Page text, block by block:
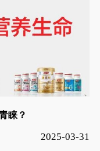
睐？
2025-03-31